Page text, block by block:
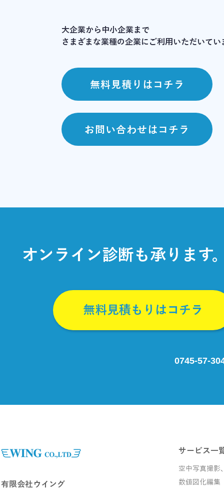
大企業から中小企業まで
さまざまな業種の企業にご利用いただいてい
無料見積りはコチラ
お問い合わせはコチラ
オンライン診断も承ります
0745-57-
​無料見積もりはコチラ
有限会社ウイング
サービス一
空中写真撮影
数値図化編集